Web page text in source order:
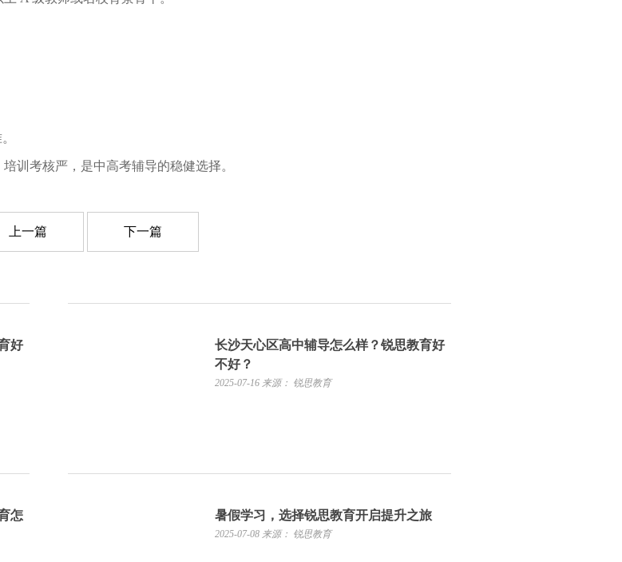
训考核严，是中⾼考辅导的稳健选择。
上一篇 下一篇
好
长沙天心区高中辅导怎么样？锐思教育好
不好？
2025-07-16 来源： 锐思教育
怎
暑假学习，选择锐思教育开启提升之旅
2025-07-08 来源： 锐思教育